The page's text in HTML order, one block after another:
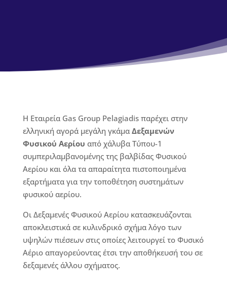
Η Εταιρεία Gas Group Pelagiadis παρέχει στην
ελληνική αγορά μεγάλη γκάμα Δεξαμενών
Φυσικού Αερίου από χάλυβα Τύπου-1
συμπεριλαμβανομένης της βαλβίδας Φυσικού
Αερίου και όλα τα απαραίτητα πιστοποιημένα
εξαρτήματα για την τοποθέτηση συστημάτων
φυσικού αερίου.
Οι Δεξαμενές Φυσικού Αερίου κατασκευάζονται
αποκλειστικά σε κυλινδρικό σχήμα λόγο των
υψηλών πιέσεων στις οποίες λειτουργεί το Φυσικό
Αέριο απαγορεύοντας έτσι την αποθήκευσή του σε
δεξαμενές άλλου σχήματος.